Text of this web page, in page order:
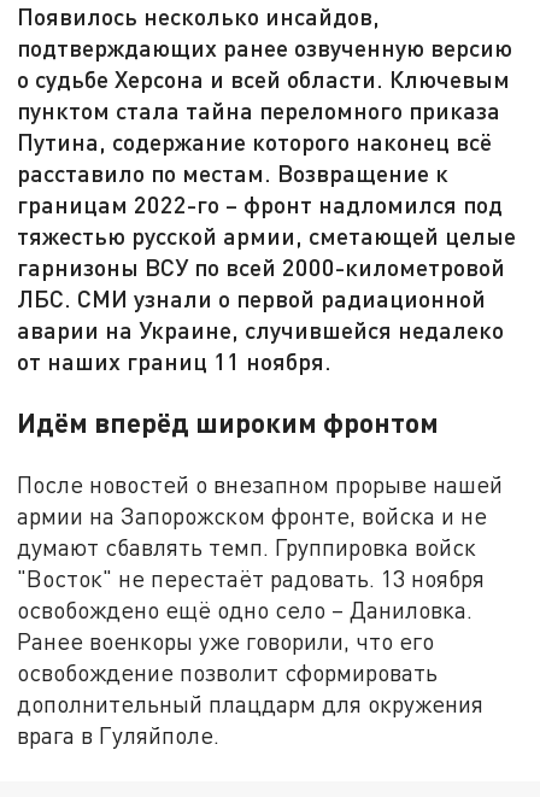
Появилось несколько инсайдов,
подтверждающих ранее озвученную версию
о судьбе Херсона и всей области. Ключевым
пунктом стала тайна переломного приказа
Путина, содержание которого наконец всё
расставило по местам. Возвращение к
границам 2022-го – фронт надломился под
тяжестью русской армии, сметающей целые
гарнизоны ВСУ по всей 2000-километровой
ЛБС. СМИ узнали о первой радиационной
аварии на Украине, случившейся недалеко
от наших границ 11 ноября.
Идём вперёд широким фронтом
После новостей о внезапном прорыве нашей
армии на Запорожском фронте, войска и не
думают сбавлять темп. Группировка войск
"Восток" не перестаёт радовать. 13 ноября
освобождено ещё одно село – Даниловка.
Ранее военкоры уже говорили, что его
освобождение позволит сформировать
дополнительный плацдарм для окружения
врага в Гуляйполе.